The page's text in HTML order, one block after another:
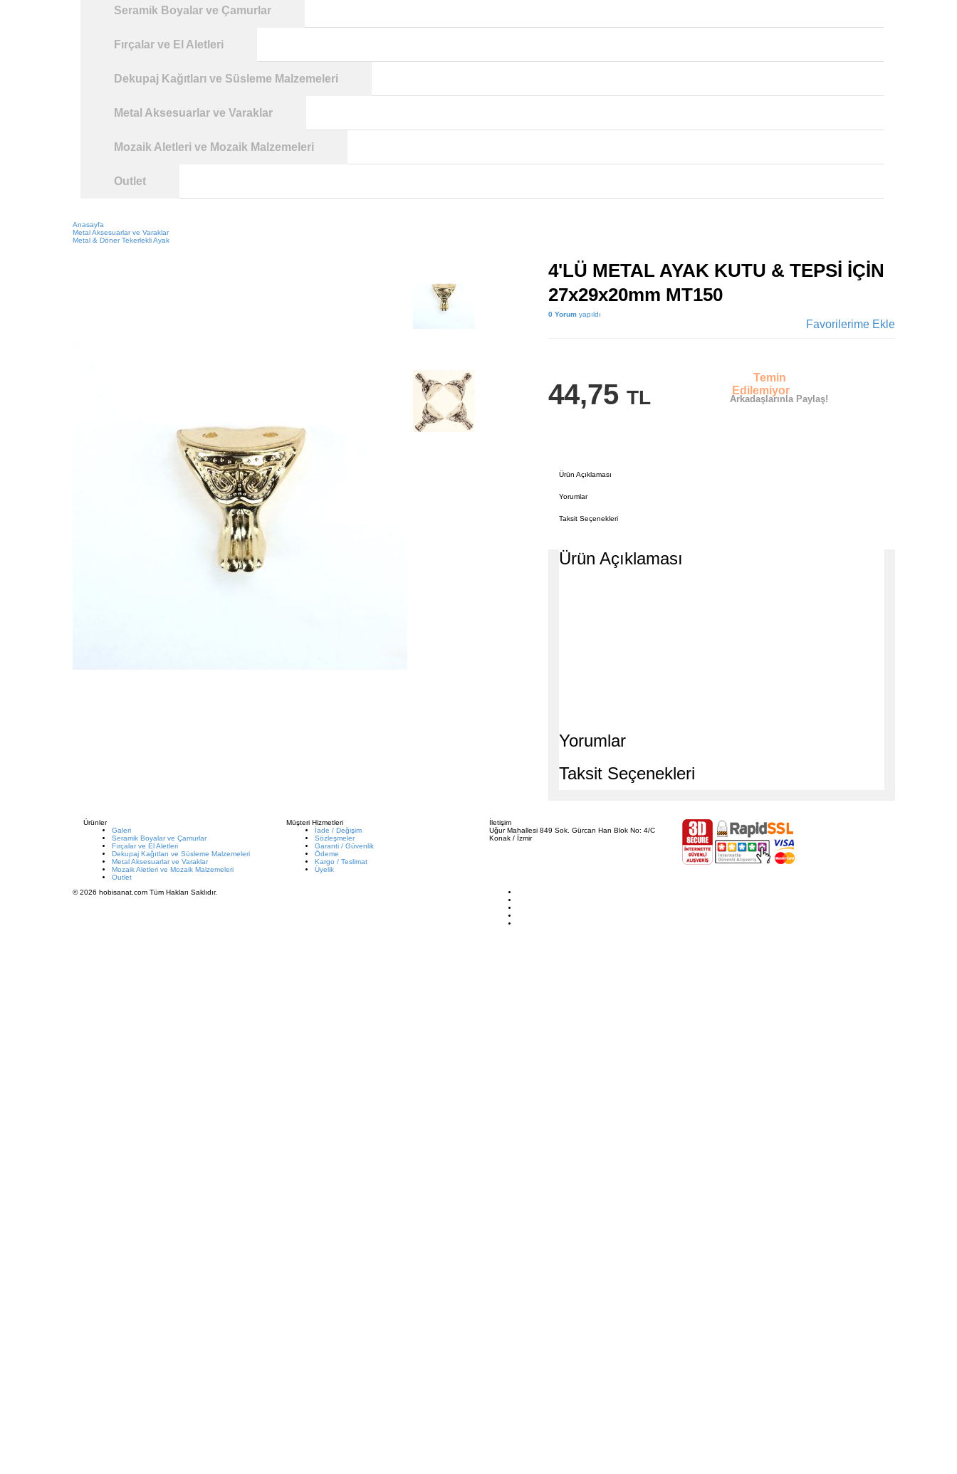
Seramik Boyalar ve Çamurlar
Fırçalar ve El Aletleri
Dekupaj Kağıtları ve Süsleme Malzemeleri
Metal Aksesuarlar ve Varaklar
Mozaik Aletleri ve Mozaik Malzemeleri
Outlet
Anasayfa
Metal Aksesuarlar ve Varaklar
Metal & Döner Tekerlekli Ayak
4'LÜ METAL AYAK KUTU & TEPSİ İÇİN
27x29x20mm MT150
0 Yorumyapıldı
Favorilerime Ekle
44,75 TL
Temin
Edilemiyor
Arkadaşlarınla Paylaş!
Ürün Açıklaması
Yorumlar
Taksit Seçenekleri
Ürün Açıklaması
Yorumlar
Taksit Seçenekleri
Ürünler
Galeri
Seramik Boyalar ve Çamurlar
Fırçalar ve El Aletleri
Dekupaj Kağıtları ve Süsleme Malzemeleri
Metal Aksesuarlar ve Varaklar
Mozaik Aletleri ve Mozaik Malzemeleri
Outlet
Müşteri Hizmetleri
İade / Değişim
Sözleşmeler
Garanti / Güvenlik
Ödeme
Kargo / Teslimat
Üyelik
İletişim
Uğur Mahallesi 849 Sok. Gürcan Han Blok No: 4/C
Konak / İzmir
© 2026 hobisanat.com Tüm Hakları Saklıdır.